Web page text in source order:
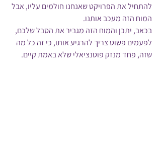
להתחיל את הפרויקט שאנחנו חולמים עליו, אבל
המוח הזה מעכב אותנו.
בכאב, יתכן והמוח הזה מגביר את הסבל שלכם,
לפעמים פשוט צריך להרגיע אותו, כי זה כל מה
שזה, פחד מנזק פוטנציאלי שלא באמת קיים.